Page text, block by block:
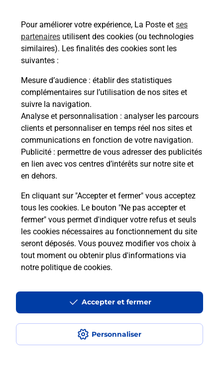
Pour améliorer votre expérience, La Poste et ses
partenaires utilisent des cookies (ou technologies
similaires). Les finalités des cookies sont les
suivantes :
Mesure d’audience : établir des statistiques
complémentaires sur l’utilisation de nos sites et
suivre la navigation.
Analyse et personnalisation : analyser les parcours
clients et personnaliser en temps réel nos sites et
communications en fonction de votre navigation.
Publicité : permettre de vous adresser des publicités
en lien avec vos centres d’intérêts sur notre site et
en dehors.
En cliquant sur "Accepter et fermer" vous acceptez
tous les cookies. Le bouton "Ne pas accepter et
fermer" vous permet d'indiquer votre refus et seuls
les cookies nécessaires au fonctionnement du site
seront déposés. Vous pouvez modifier vos choix à
tout moment ou obtenir plus d'informations via
notre politique de cookies.
Personnaliser
Accepter et fermer
Les éléments à apporter le jour de
l'examen auto ou moto ?
Quelles sont les pièces d’identité
acceptées pour le passage de
l'examen du code de la route auto
et moto ?
Qu'est-ce qu'un NEPH ?
Localiser Liste
Liste - examen code de la route
Manche - examen code de la route
Cherbourg Octeville - examen code de la route
Accessibilité : partiellement conforme
Conditions contractuelles
Mentions légales